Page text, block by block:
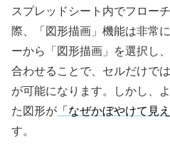
スプレッドシート内でフロー
際、「図形描画」機能は非常
ーから「図形描画」を選択し
合わせることで、セルだけで
が可能になります。しかし、
た図形が 「なぜかぼやけて見え
す。